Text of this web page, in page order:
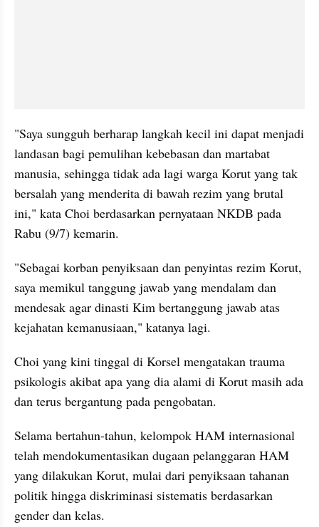
"Saya sungguh berharap langkah kecil ini dapat menjadi
landasan bagi pemulihan kebebasan dan martabat
manusia, sehingga tidak ada lagi warga Korut yang tak
bersalah yang menderita di bawah rezim yang brutal
ini," kata Choi berdasarkan pernyataan NKDB pada
Rabu (9/7) kemarin.
"Sebagai korban penyiksaan dan penyintas rezim Korut,
saya memikul tanggung jawab yang mendalam dan
mendesak agar dinasti Kim bertanggung jawab atas
kejahatan kemanusiaan," katanya lagi.
Choi yang kini tinggal di Korsel mengatakan trauma
psikologis akibat apa yang dia alami di Korut masih ada
dan terus bergantung pada pengobatan.
Selama bertahun-tahun, kelompok HAM internasional
telah mendokumentasikan dugaan pelanggaran HAM
yang dilakukan Korut, mulai dari penyiksaan tahanan
politik hingga diskriminasi sistematis berdasarkan
gender dan kelas.